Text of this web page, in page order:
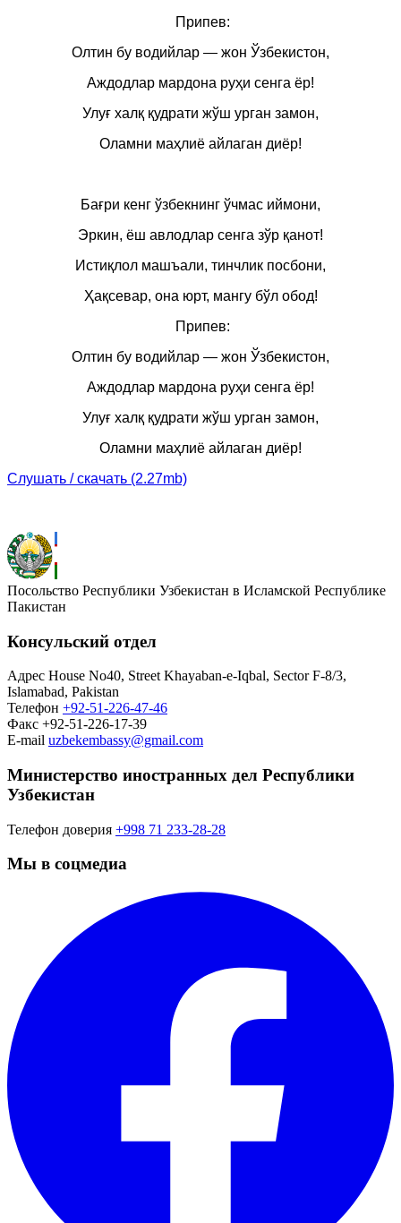
Припев:
Олтин бу водийлар — жон Ўзбекистон,
Аждодлар мардона руҳи сенга ёр!
Улуғ халқ қудрати жўш урган замон,
Оламни маҳлиё айлаган диёр!
Бағри кенг ўзбекнинг ўчмас иймони,
Эркин, ёш авлодлар сенга зўр қанот!
Истиқлол машъали, тинчлик посбони,
Ҳақсевар, она юрт, мангу бўл обод!
Припев:
Олтин бу водийлар — жон Ўзбекистон,
Аждодлар мардона руҳи сенга ёр!
Улуғ халқ қудрати жўш урган замон,
Оламни маҳлиё айлаган диёр!
Слушать / скачать (2.27mb)
Посольство Республики Узбекистан в Исламской Республике
Пакистан
Консульский отдел
Адрес House No40, Street Khayaban-e-Iqbal, Sector F-8/3,
Islamabad, Pakistan
Телефон +92-51-226-47-46
Факс +92-51-226-17-39
E-mail uzbekembassy@gmail.com
Министерство иностранных дел Республики
Узбекистан
Телефон доверия +998 71 233-28-28
Мы в соцмедиа